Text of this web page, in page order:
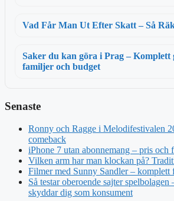
Vad Får Man Ut Efter Skatt – Så
Saker du kan göra i Prag – Komplett
familjer och budget
Senaste
Ronny och Ragge i Melodifestivalen
comeback
iPhone 7 utan abonnemang – pris och
Vilken arm har man klockan på?
Filmer med Sunny Sandler –
Så testar oberoende sajter
skyddar dig som konsument